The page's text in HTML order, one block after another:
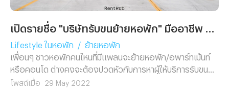
Lifestyle ในหอพัก /
ย้ายหอพัก
เพื่อนๆ ชาวหอพักคนไหนที่มีแพลนจะย้ายหอพัก/อพาร์ทเม้นท์
หรือคอนโด ต่างคงจะต้องปวดหัวกับการหาผู้ให้บริการรับขน
ย้ายของกันอยู่ใช่ไหมล่ะ ? ดังนั้นในบทความนี้ทีมงาน Renthub
โพสต์เมื่อ 29 May 2022